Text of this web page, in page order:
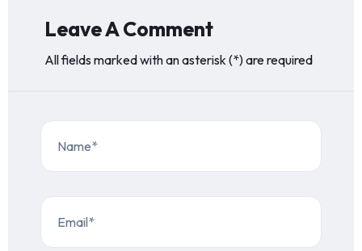
Leave A Comment
All fields marked with an asterisk (*) are required